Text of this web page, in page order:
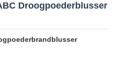
Droogpoederblusser